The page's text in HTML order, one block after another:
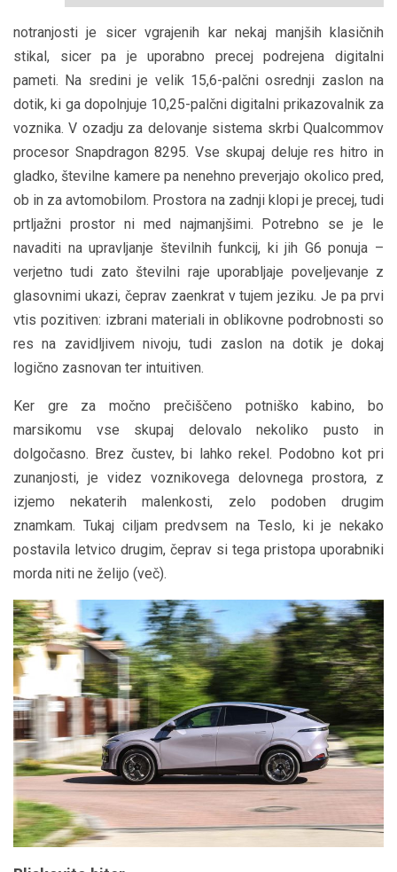
notranjosti je sicer vgrajenih kar nekaj manjših klasičnih
stikal, sicer pa je uporabno precej podrejena digitalni
pameti. Na sredini je velik 15,6-palčni osrednji zaslon na
dotik, ki ga dopolnjuje 10,25-palčni digitalni prikazovalnik za
voznika. V ozadju za delovanje sistema skrbi Qualcommov
procesor Snapdragon 8295. Vse skupaj deluje res hitro in
gladko, številne kamere pa nenehno preverjajo okolico pred,
ob in za avtomobilom. Prostora na zadnji klopi je precej, tudi
prtljažni prostor ni med najmanjšimi. Potrebno se je le
navaditi na upravljanje številnih funkcij, ki jih G6 ponuja –
verjetno tudi zato številni raje uporabljaje poveljevanje z
glasovnimi ukazi, čeprav zaenkrat v tujem jeziku. Je pa prvi
vtis pozitiven: izbrani materiali in oblikovne podrobnosti so
res na zavidljivem nivoju, tudi zaslon na dotik je dokaj
logično zasnovan ter intuitiven.
Ker gre za močno prečiščeno potniško kabino, bo
marsikomu vse skupaj delovalo nekoliko pusto in
dolgočasno. Brez čustev, bi lahko rekel. Podobno kot pri
zunanjosti, je videz voznikovega delovnega prostora, z
izjemo nekaterih malenkosti, zelo podoben drugim
znamkam. Tukaj ciljam predvsem na Teslo, ki je nekako
postavila letvico drugim, čeprav si tega pristopa uporabniki
morda niti ne želijo (več).